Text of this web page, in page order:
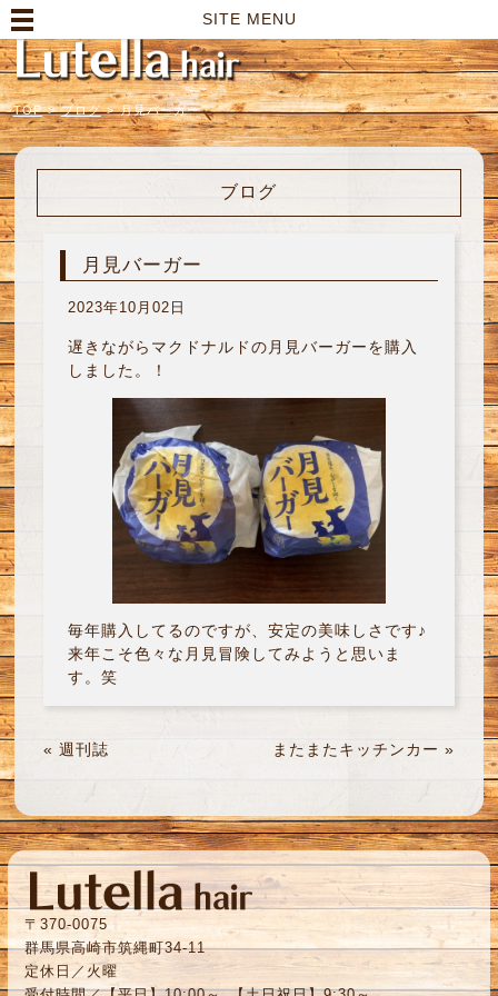
SITE MENU
TOP > ブログ > 月見バーガー
ブログ
月見バーガー
2023年10月02日
遅きながらマクドナルドの月見バーガーを購入
しました。！
毎年購入してるのですが、安定の美味しさです♪
来年こそ色々な月見冒険してみようと思いま
す。笑
« 週刊誌 またまたキッチンカー »
〒370-0075
群馬県高崎市筑縄町34-11
定休日／火曜